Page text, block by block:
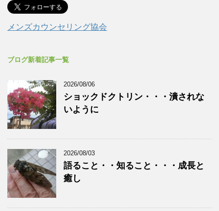
メンズカウンセリング協会
ブログ新着記事一覧
2026/08/06
ショックドクトリン・・・潰されな
いように
2026/08/03
語ること・・知ること・・・成長と
癒し